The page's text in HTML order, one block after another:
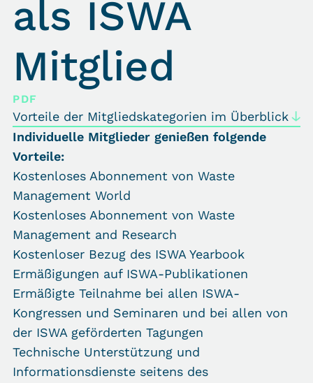
als ISWA
Mitglied
PDF
Vorteile der Mitgliedskategorien im Überblick
Individuelle Mitglieder genießen folgende
Vorteile:
Kostenloses Abonnement von Waste
Management World
Kostenloses Abonnement von Waste
Management and Research
Kostenloser Bezug des ISWA Yearbook
Ermäßigungen auf ISWA-Publikationen
Ermäßigte Teilnahme bei allen ISWA-
Kongressen und Seminaren und bei allen von
der ISWA geförderten Tagungen
Technische Unterstützung und
Informationsdienste seitens des